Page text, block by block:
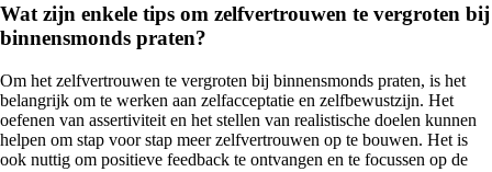
Wat zijn enkele tips om zelfvertrouwen te vergroten bij
binnensmonds praten?
Om het zelfvertrouwen te vergroten bij binnensmonds praten, is het
belangrijk om te werken aan zelfacceptatie en zelfbewustzijn. Het
oefenen van assertiviteit en het stellen van realistische doelen kunnen
helpen om stap voor stap meer zelfvertrouwen op te bouwen. Het is
ook nuttig om positieve feedback te ontvangen en te focussen op de